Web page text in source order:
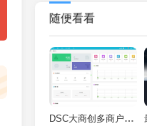
随便看看
DSC大商创多商户电商系统完整部署教程（附PHP7.4/PHP8兼容修复方案）